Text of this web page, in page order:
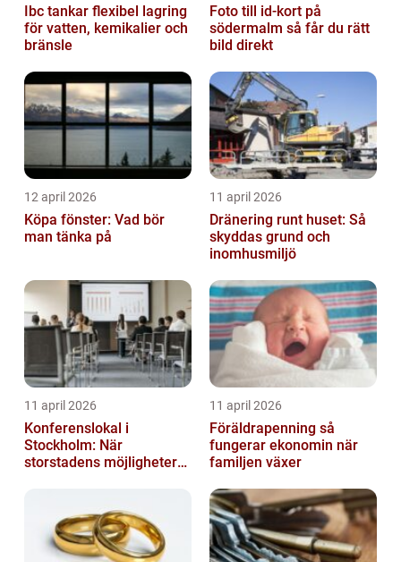
Ibc tankar flexibel lagring
för vatten, kemikalier och
bränsle
Foto till id-kort på
södermalm så får du rätt
bild direkt
12 april 2026
Köpa fönster: Vad bör
man tänka på
11 april 2026
Dränering runt huset: Så
skyddas grund och
inomhusmiljö
11 april 2026
Konferenslokal i
Stockholm: När
storstadens möjligheter
11 april 2026
Föräldrapenning så
fungerar ekonomin när
familjen växer